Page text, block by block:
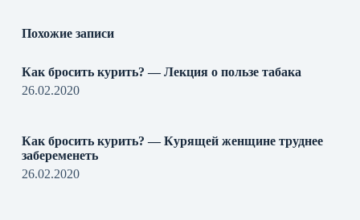
Похожие записи
Как бросить курить? — Лекция о пользе табака
26.02.2020
Как бросить курить? — Курящей женщине труднее
забеременеть
26.02.2020